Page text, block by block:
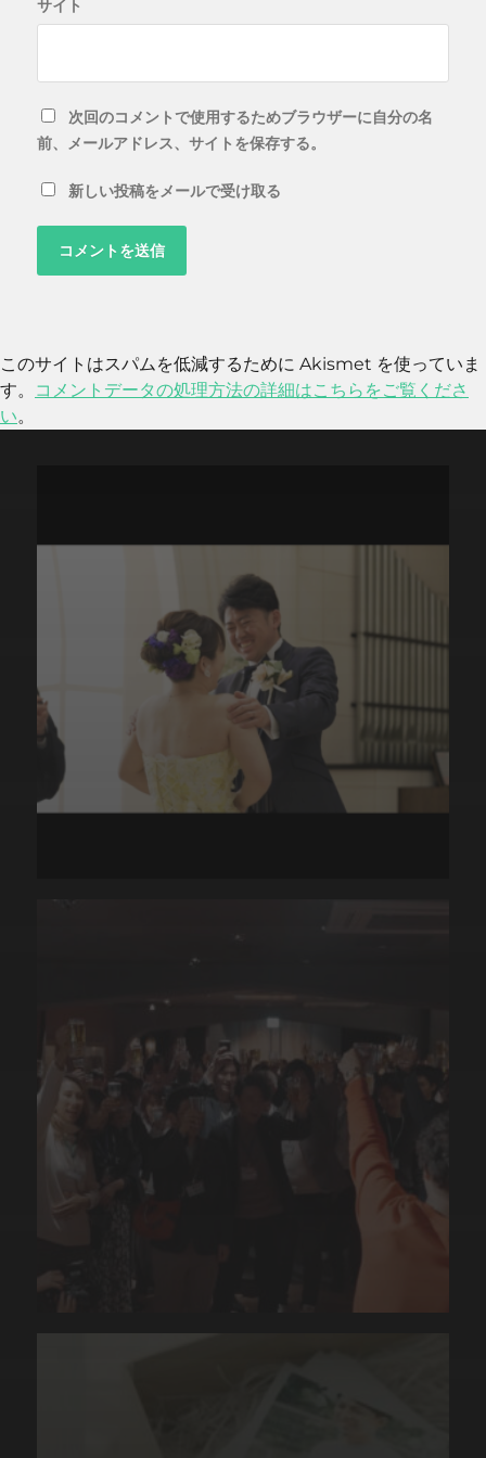
サイト
次回のコメントで使用するためブラウザーに自分の名
前、メールアドレス、サイトを保存する。
新しい投稿をメールで受け取る
このサイトはスパムを低減するために Akismet を使っていま
す。
コメントデータの処理方法の詳細はこちらをご覧くださ
い。